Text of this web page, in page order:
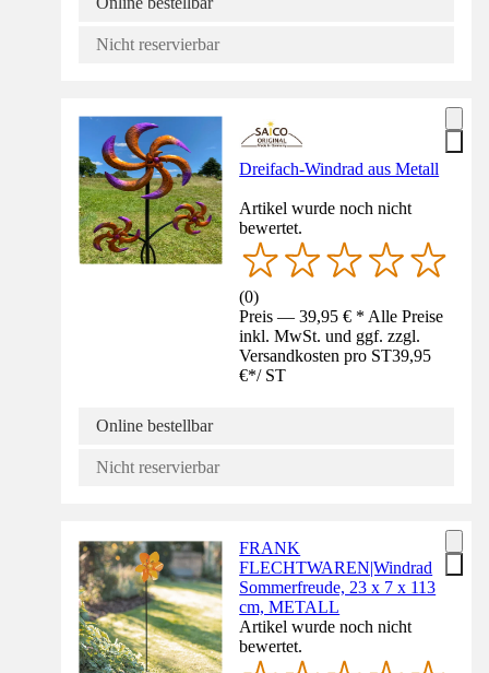
Nicht reservierbar
Dreifach-Windrad aus Metall
Artikel wurde noch nicht
bewertet.
(0)
Preis — 39,95 € * Alle Preise
inkl. MwSt. und ggf. zzgl.
Versandkosten pro ST39,95
€*/ ST
Online bestellbar
Nicht reservierbar
FRANK
FLECHTWAREN|Windrad
Sommerfreude, 23 x 7 x 113
cm, METALL
Artikel wurde noch nicht
bewertet.